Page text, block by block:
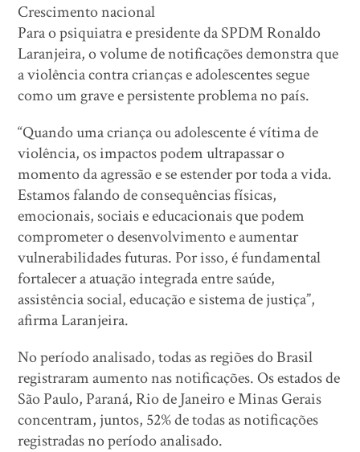
Crescimento nacional
Para o psiquiatra e presidente da SPDM Ronaldo
Laranjeira, o volume de notificações demonstra que
a violência contra crianças e adolescentes segue
como um grave e persistente problema no país.
“Quando uma criança ou adolescente é vítima de
violência, os impactos podem ultrapassar o
momento da agressão e se estender por toda a vida.
Estamos falando de consequências físicas,
emocionais, sociais e educacionais que podem
comprometer o desenvolvimento e aumentar
vulnerabilidades futuras. Por isso, é fundamental
fortalecer a atuação integrada entre saúde,
assistência social, educação e sistema de justiça”,
afirma Laranjeira.
No período analisado, todas as regiões do Brasil
registraram aumento nas notificações. Os estados de
São Paulo, Paraná, Rio de Janeiro e Minas Gerais
concentram, juntos, 52% de todas as notificações
registradas no período analisado.